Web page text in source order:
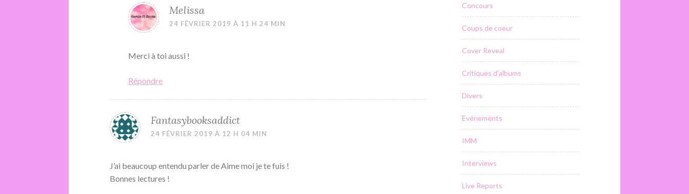
Melissa
24 FÉVRIER 2019 À 11 H 24 MIN
Merci à toi aussi !
Répondre
Fantasybooksaddict
24 FÉVRIER 2019 À 12 H 04 MIN
J’ai beaucoup entendu parler de Aime moi je te fuis !
Bonnes lectures !
Concours
Coups de coeur
Cover Reveal
Critiques d'albums
Divers
Evénements
IMM
Interviews
Live Reports